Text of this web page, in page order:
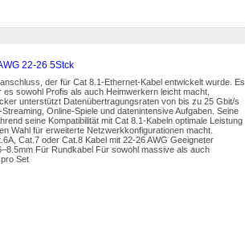
22-26 5Stck
der für Cat 8.1-Ethernet-Kabel entwickelt wurde. Es
sowohl Profis als auch Heimwerkern leicht macht,
unterstützt Datenübertragungsraten von bis zu 25 Gbit/s
Online-Spiele und datenintensive Aufgaben. Seine
seine Kompatibilität mit Cat 8.1-Kabeln optimale Leistung
Wahl für erweiterte Netzwerkkonfigurationen macht.
Cat.7 oder Cat.8 Kabel mit 22-26 AWG Geeigneter
Für Rundkabel Für sowohl massive als auch
Set